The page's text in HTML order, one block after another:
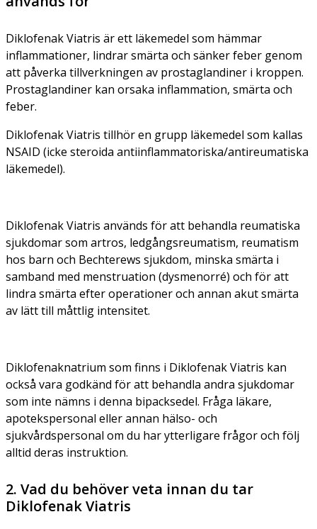
Diklofenak Viatris är ett läkemedel som hämmar
inflammationer, lindrar smärta och sänker feber genom
att påverka tillverkningen av prostaglandiner i kroppen.
Prostaglandiner kan orsaka inflammation, smärta och
feber.
Diklofenak Viatris tillhör en grupp läkemedel som kallas
NSAID (icke steroida antiinflammatoriska/antireumatiska
läkemedel).
Diklofenak Viatris används för att behandla reumatiska
sjukdomar som artros, ledgångsreumatism, reumatism
hos barn och Bechterews sjukdom, minska smärta i
samband med menstruation (dysmenorré) och för att
lindra smärta efter operationer och annan akut smärta
av lätt till måttlig intensitet.
Diklofenaknatrium som finns i Diklofenak Viatris kan
också vara godkänd för att behandla andra sjukdomar
som inte nämns i denna bipacksedel. Fråga läkare,
apotekspersonal eller annan hälso- och
sjukvårdspersonal om du har ytterligare frågor och följ
alltid deras instruktion.
2. Vad du behöver veta innan du tar
Diklofenak Viatris